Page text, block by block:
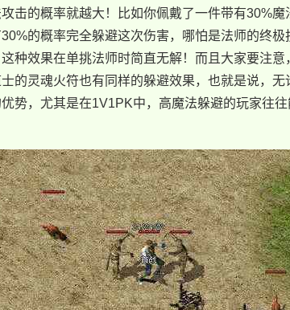
击的概率就越大！比如你佩戴了一件带有30%
的概率完全躲避这次伤害，哪怕是法师的终
种效果在单挑法师时简直无解！而且大家要注
的灵魂火符也有同样的躲避效果，也就是说，
势，尤其是在1V1PK中，高魔法躲避的玩家往